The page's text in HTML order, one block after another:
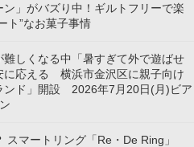
」がバズり中！ギルトフリーで楽
ト”なお菓子事情
しくなる中「暑すぎて外で遊ばせ
に応える 横浜市金沢区に親子向け
ンド」開設 2026年7月20日(月)ビア
マートリング「Re・De Ring」